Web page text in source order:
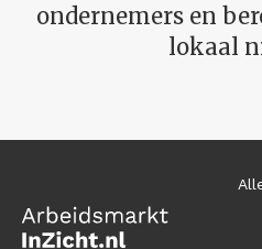
ondernemers en
lokaal